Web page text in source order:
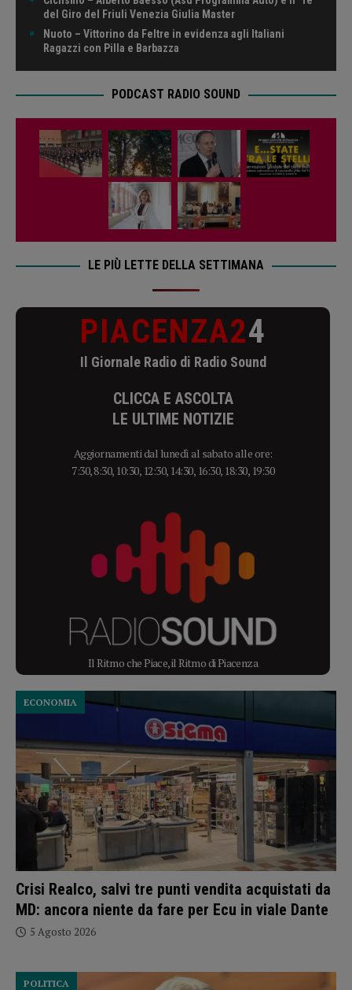
del Giro del Friuli Venezia Giulia Master
Nuoto – Vittorino da Feltre in evidenza agli Italiani
Ragazzi con Pilla e Barbazza
PODCAST RADIO SOUND
LE PIÙ LETTE DELLA SETTIMANA
PIACENZA24
Il Giornale Radio di Radio Sound
CLICCA E ASCOLTA
LE ULTIME NOTIZIE
Aggiornamenti dal lunedì al sabato alle ore:
7:30, 8:30, 10:30, 12:30, 14:30, 16:30, 18:30, 19:30
Il Ritmo che Piace, il Ritmo di Piacenza
Crisi Realco, salvi tre punti vendita acquistati da
MD: ancora niente da fare per Ecu in viale Dante
ECONOMIA
5 Agosto 2026
POLITICA